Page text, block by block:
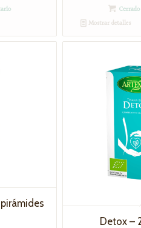
Mostrar detalles
Detox –